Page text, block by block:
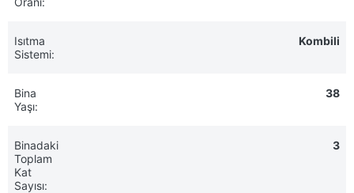
Isıtma
Sistemi:
Kombili
Bina
Yaşı:
38
Binadaki
Toplam
Kat
Sayısı:
3